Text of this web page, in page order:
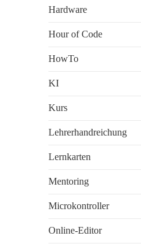
Hardware
Hour of Code
HowTo
KI
Kurs
Lehrerhandreichung
Lernkarten
Mentoring
Microkontroller
Online-Editor